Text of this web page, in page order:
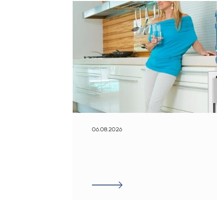
06.08.2026